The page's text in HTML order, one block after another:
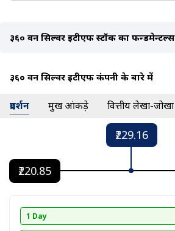
३६० वन सिल्वर ईटीएफ स्टॉक का फन्डमेन्टल्स
३६० वन सिल्वर ईटीएफ कंपनी के बारे में
प्रदर्शन प्रमुख आंकड़े वित्तीय लेखा-जोखा
₹229.16
₹220.85
1 Day